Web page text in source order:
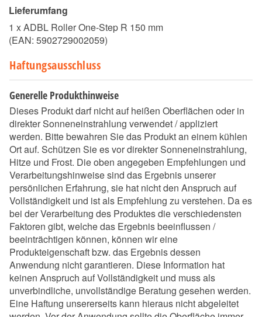
Lieferumfang
1 x ADBL Roller One-Step R 150 mm
(EAN: 5902729002059)
Haftungsausschluss
Generelle Produkthinweise
Dieses Produkt darf nicht auf heißen Oberflächen oder in
direkter Sonneneinstrahlung verwendet / appliziert
werden. Bitte bewahren Sie das Produkt an einem kühlen
Ort auf. Schützen Sie es vor direkter Sonneneinstrahlung,
Hitze und Frost. Die oben angegeben Empfehlungen und
Verarbeitungshinweise sind das Ergebnis unserer
persönlichen Erfahrung, sie hat nicht den Anspruch auf
Vollständigkeit und ist als Empfehlung zu verstehen. Da es
bei der Verarbeitung des Produktes die verschiedensten
Faktoren gibt, welche das Ergebnis beeinflussen /
beeinträchtigen können, können wir eine
Produkteigenschaft bzw. das Ergebnis dessen
Anwendung nicht garantieren. Diese Information hat
keinen Anspruch auf Vollständigkeit und muss als
unverbindliche, unvollständige Beratung gesehen werden.
Eine Haftung unsererseits kann hieraus nicht abgeleitet